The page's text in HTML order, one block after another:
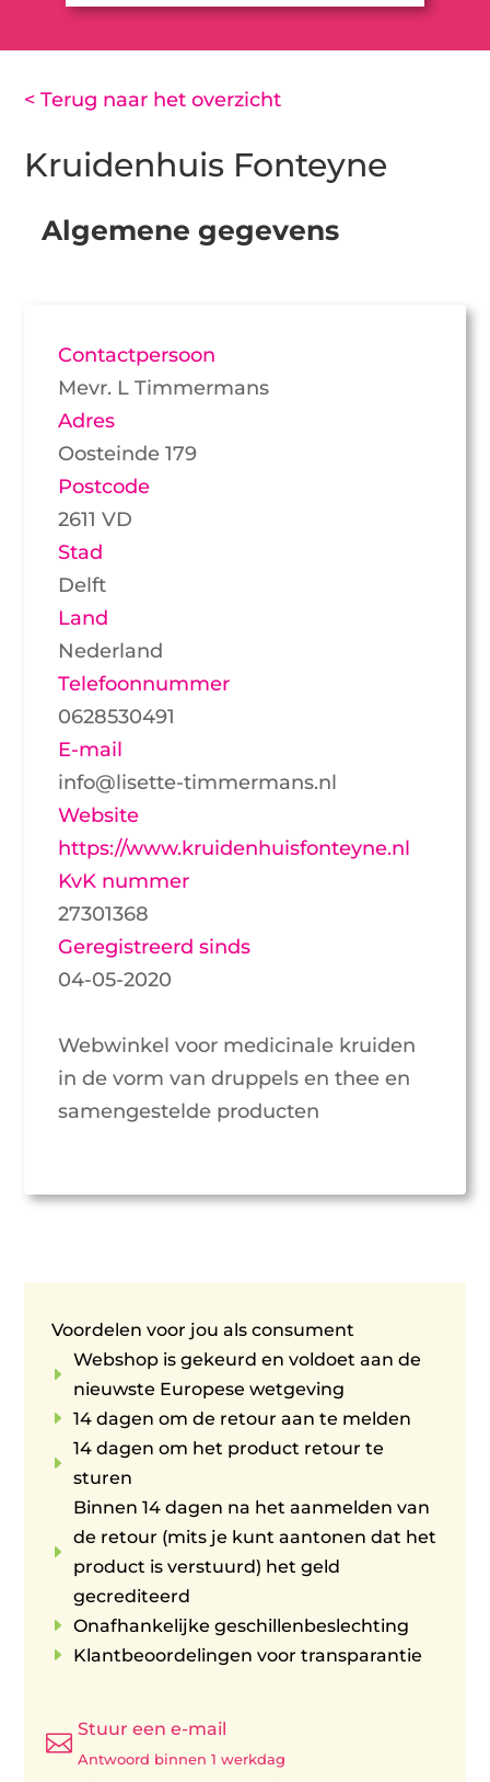
< Terug naar het overzicht
Kruidenhuis Fonteyne
Algemene gegevens
Contactpersoon
Mevr. L Timmermans
Adres
Oosteinde 179
Postcode
2611 VD
Stad
Delft
Land
Nederland
Telefoonnummer
0628530491
E-mail
info@lisette-timmermans.nl
Website
https://www.kruidenhuisfonteyne.nl
KvK nummer
27301368
Geregistreerd sinds
04-05-2020
Webwinkel voor medicinale kruiden
in de vorm van druppels en thee en
samengestelde producten
Voordelen voor jou als consument
E
Webshop is gekeurd en voldoet aan de
nieuwste Europese wetgeving
E 14 dagen om de retour aan te melden
E
14 dagen om het product retour te
sturen
E
Binnen 14 dagen na het aanmelden van
de retour (mits je kunt aantonen dat het
product is verstuurd) het geld
gecrediteerd
E Onafhankelijke geschillenbeslechting
E Klantbeoordelingen voor transparantie

Stuur een e-mail
Antwoord binnen 1 werkdag